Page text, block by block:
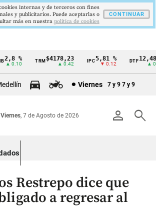
%
▲ 0.10
TRM$4178,23
▲ 0.42
IPC5,81 %
▼ 0.12
DTF12,48
▲
Viernes 7 y 9 7 y 9
person search
Viernes, 7 de Agosto de 2026
Restrepo dice que
a regresar al
internas y de terceros con fines
y publicitarios. Puede aceptarlas o
más en nuestra politica de cookies
CONTINUAR